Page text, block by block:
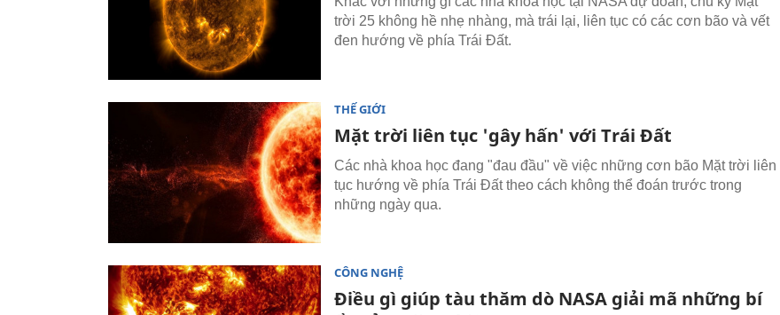
trời 25 không hề nhẹ nhàng, mà trái lại, liên tục có các cơn bão và vết
đen hướng về phía Trái Đất.
THẾ GIỚI
Mặt trời liên tục 'gây hấn' với Trái Đất
Các nhà khoa học đang "đau đầu" về việc những cơn bão Mặt trời liên
tục hướng về phía Trái Đất theo cách không thể đoán trước trong
những ngày qua.
CÔNG NGHỆ
Điều gì giúp tàu thăm dò NASA giải mã những bí